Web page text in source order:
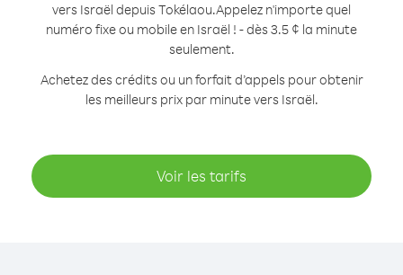
vers Israël depuis Tokélaou.Appelez n'importe quel
numéro fixe ou mobile en Israël ! - dès 3.5 ¢ la minute
seulement.
Achetez des crédits ou un forfait d’appels pour obtenir
les meilleurs prix par minute vers Israël.
Voir les tarifs